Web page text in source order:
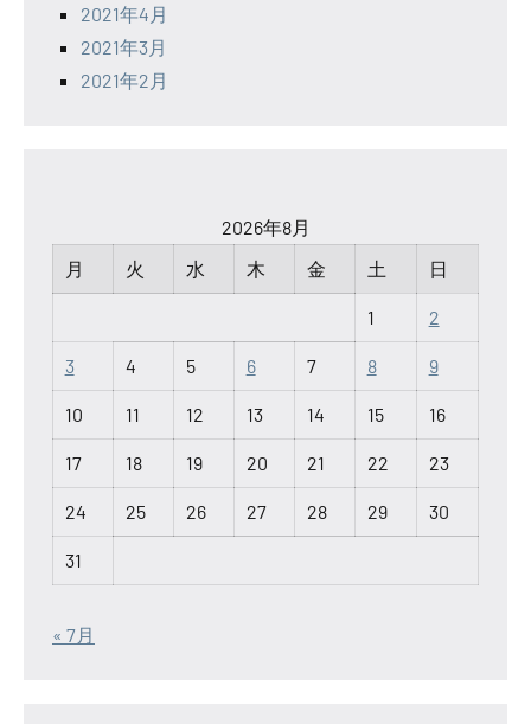
2021年4月
2021年3月
2021年2月
2026年8月
月
火 水 木 金 土 日
1 2
3 4 5 6 7 8 9
10 11 12 13 14 15 16
17 18 19 20 21 22 23
24 25 26 27 28 29 30
31
« 7月